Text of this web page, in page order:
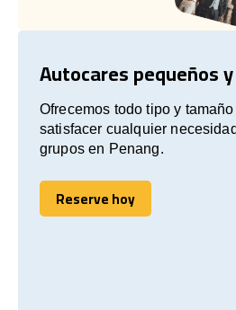
Autocares pequeños
Ofrecemos todo tipo y
satisfacer cualquier
grupos en Penang.
Reserve hoy
Reserve hoy